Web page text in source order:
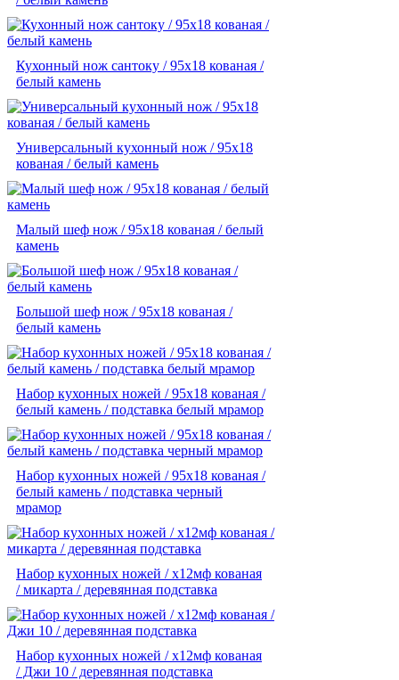
Кухонный нож сантоку / 95х18 кованая /
белый камень
Универсальный кухонный нож / 95х18
кованая / белый камень
Малый шеф нож / 95х18 кованая / белый
камень
Большой шеф нож / 95х18 кованая /
белый камень
Набор кухонных ножей / 95х18 кованая /
белый камень / подставка белый мрамор
Набор кухонных ножей / 95х18 кованая /
белый камень / подставка черный
мрамор
Набор кухонных ножей / х12мф кованая
/ микарта / деревянная подставка
Набор кухонных ножей / х12мф кованая
/ Джи 10 / деревянная подставка